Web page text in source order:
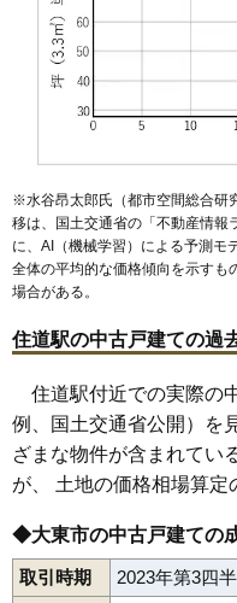
※水谷昂太郎氏（都市空間総合研
移は、国土交通省の「 不動産情報
に、AI（機械学習）による予測モ
全体の平均的な価格傾向を示すも
場合がある。
住道駅の中古戸建ての過
住道駅付近での実際の
例、国土交通省公開）を
ざまな物件が含まれてい
が、 土地の価格相場算定
◆大東市の中古戸建ての
取引時期 2023年第3四